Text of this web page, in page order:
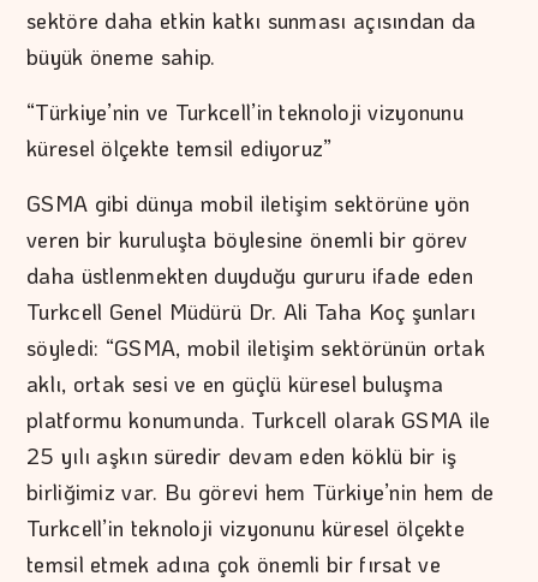
sektöre daha etkin katkı sunması açısından da
büyük öneme sahip.
“Türkiye’nin ve Turkcell’in teknoloji vizyonunu
küresel ölçekte temsil ediyoruz”
GSMA gibi dünya mobil iletişim sektörüne yön
veren bir kuruluşta böylesine önemli bir görev
daha üstlenmekten duyduğu gururu ifade eden
Turkcell Genel Müdürü Dr. Ali Taha Koç şunları
söyledi: “GSMA, mobil iletişim sektörünün ortak
aklı, ortak sesi ve en güçlü küresel buluşma
platformu konumunda. Turkcell olarak GSMA ile
25 yılı aşkın süredir devam eden köklü bir iş
birliğimiz var. Bu görevi hem Türkiye’nin hem de
Turkcell’in teknoloji vizyonunu küresel ölçekte
temsil etmek adına çok önemli bir fırsat ve